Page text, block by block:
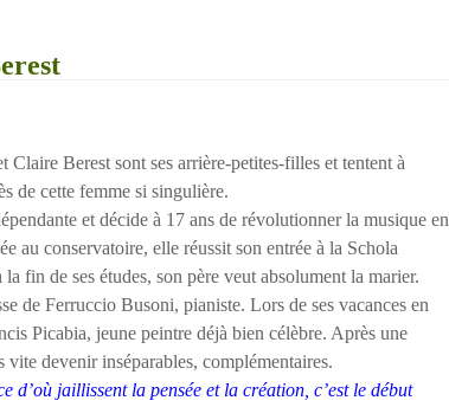
Berest sont ses arrière-petites-filles et tentent à
de cette femme si singulière.
et décide à 17 ans de révolutionner la musique en
au conservatoire, elle réussit son entrée à la Schola
fin de ses études, son père veut absolument la marier.
de Ferruccio Busoni, pianiste. Lors de ses vacances en
Picabia, jeune peintre déjà bien célèbre. Après une
devenir inséparables, complémentaires.
d’où jaillissent la pensée et la création, c’est le début